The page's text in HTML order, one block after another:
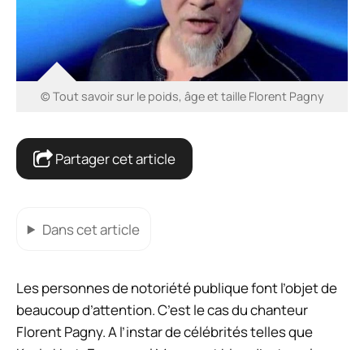
© Tout savoir sur le poids, âge et taille Florent Pagny
Partager cet article
Dans cet article
Les personnes de notoriété publique font l’objet de
beaucoup d’attention. C’est le cas du chanteur
Florent Pagny. A l’instar de célébrités telles que